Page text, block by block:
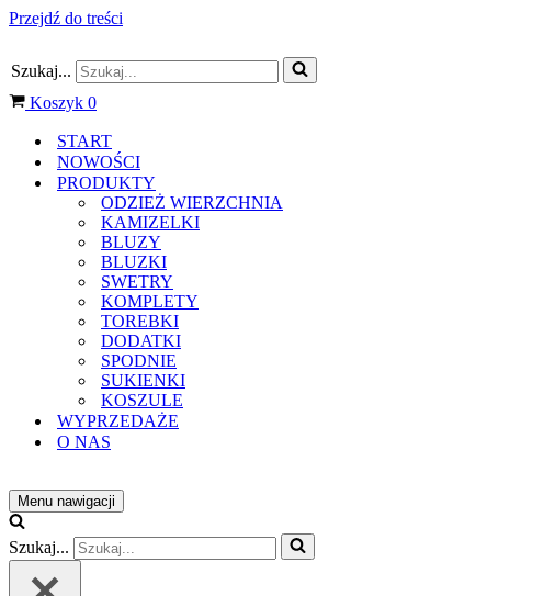
Przejdź do treści
Szukaj...
Koszyk 0
START
NOWOŚCI
PRODUKTY
ODZIEŻ WIERZCHNIA
KAMIZELKI
BLUZY
BLUZKI
SWETRY
KOMPLETY
TOREBKI
DODATKI
SPODNIE
SUKIENKI
KOSZULE
WYPRZEDAŻE
O NAS
Menu nawigacji
Szukaj...